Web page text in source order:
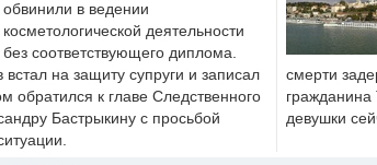
обвинили в ведении
косметологической деятельности
без соответствующего диплома.
на защиту супруги и записал
обратился к главе Следственного
Бастрыкину с просьбой
смерти
гражданина
девушки